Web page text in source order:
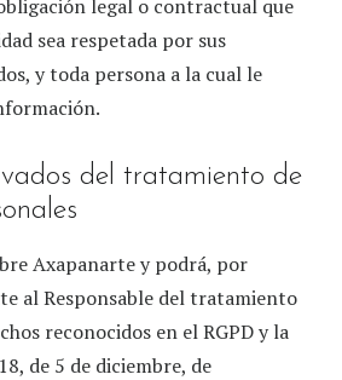
legal o contractual que
sea respetada por sus
y toda persona a la cual le
del tratamiento de
Axapanartey podrá, por
al Responsable del tratamiento
reconocidos en el RGPD y la
de 5 de diciembre, de